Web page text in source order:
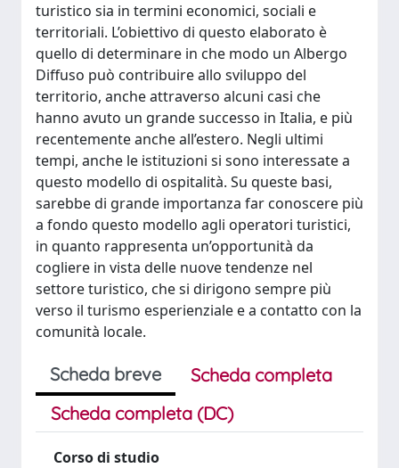
turistico sia in termini economici, sociali e
territoriali. L’obiettivo di questo elaborato è
quello di determinare in che modo un Albergo
Diffuso può contribuire allo sviluppo del
territorio, anche attraverso alcuni casi che
hanno avuto un grande successo in Italia, e più
recentemente anche all’estero. Negli ultimi
tempi, anche le istituzioni si sono interessate a
questo modello di ospitalità. Su queste basi,
sarebbe di grande importanza far conoscere più
a fondo questo modello agli operatori turistici,
in quanto rappresenta un’opportunità da
cogliere in vista delle nuove tendenze nel
settore turistico, che si dirigono sempre più
verso il turismo esperienziale e a contatto con la
comunità locale.
Scheda breve
Scheda completa
Scheda completa (DC)
Corso di studio